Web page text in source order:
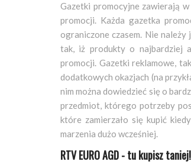
Gazetki promocyjne zawierają
promocji. Każda gazetka
ograniczone czasem. Nie
tak, iż produkty o najbardziej
promocji. Gazetki reklamowe,
dodatkowych okazjach (na
nim można dowiedzieć się o
przedmiot, którego potrzeby
które zamierzało się kupić
marzenia dużo wcześniej.
RTV EURO AGD - tu kupisz taniej!